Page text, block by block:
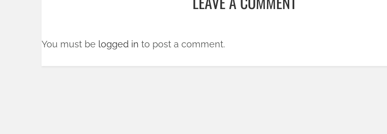
You must be logged in to post a comment.